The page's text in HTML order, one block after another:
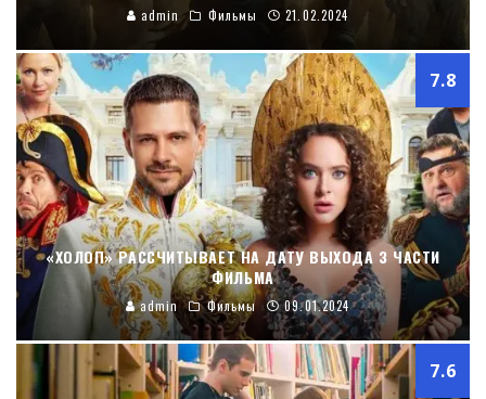
admin Фильмы 21.02.2024
7.8
«ХОЛОП» РАССЧИТЫВАЕТ НА ДАТУ ВЫХОДА 3 ЧАСТИ
ФИЛЬМА
admin Фильмы 09.01.2024
7.6